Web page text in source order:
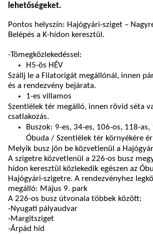
lehetőségeket.
Pontos helyszín: Hajógyári-sziget –
Belépés a K-hídon keresztül.
-Tömegközlekedéssel:
H5-ös HÉV
Szállj le a Filatorigát megállónál, innen
és a rendezvény bejárata.
1-es villamos
Szentlélek tér megálló, innen rövid séta
csatlakozás.
Buszok: 9-es, 34-es, 106-os, 118-
Óbuda / Szentlélek tér környékére
Melyik busz jön be közvetlenül a
A szigetre közvetlenül a 226-os busz
hídon keresztül közlekedik egészen az
Hajógyári-szigetre. A rendezvényhez
megálló: Május 9. park
A 226-os busz útvonala többek között:
-Nyugati pályaudvar
-Margitsziget
-Árpád híd